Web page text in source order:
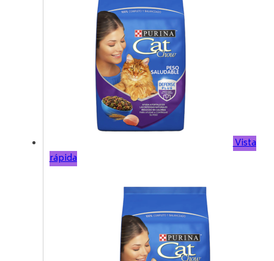
Vista
rápida